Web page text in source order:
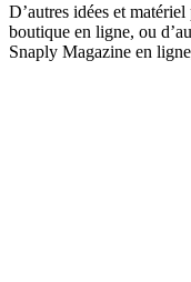
D’autres idées et
boutique en ligne, ou
Snaply Magazine en ligne